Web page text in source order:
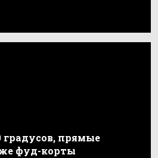
градусов, прямые
фуд-корты